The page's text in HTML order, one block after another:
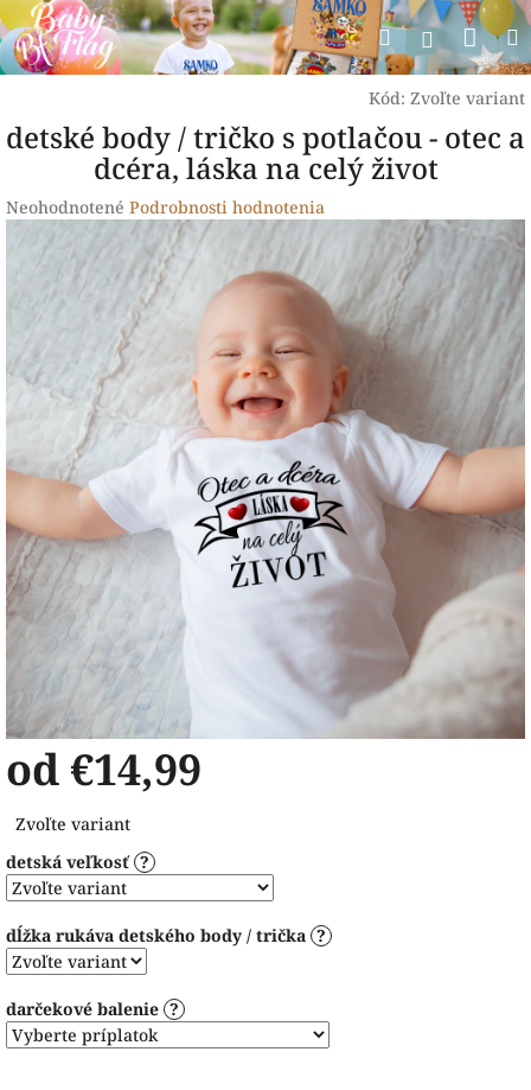
Prejsť
na
obsah
Hľadať
Kód: Zvoľte variant
detské body / tričko s potlačou - otec a
dcéra, láska na celý život
Priemerné
produktu
hviezdičiek.
Neohodnotené Podrobnosti hodnotenia
od €14,99
cena:
Zvoľte variant
detská veľkosť ?
dĺžka rukáva detského body / trička ?
darčekové balenie ?